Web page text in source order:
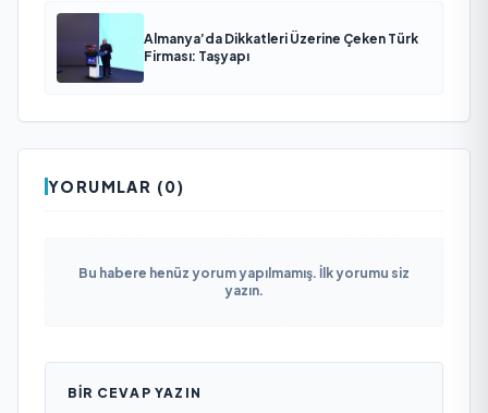
Almanya’da Dikkatleri Üzerine Çeken Türk
Firması: Taşyapı
YORUMLAR (0)
Bu habere henüz yorum yapılmamış. İlk yorumu siz
yazın.
BIR CEVAP YAZIN